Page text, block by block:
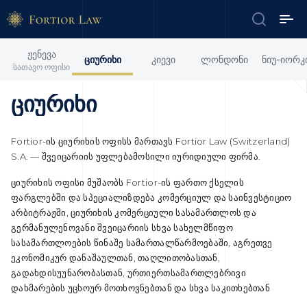
ჟენევა
სათავო ოფისი
ციურიხი კიევი ლონდონი ნიუ-
ციურიხი
Fortior-ის ციურიხის ოფისს მართავს Fortior Law (Switzerland)
S.A. — შვეიცარიის უფლებამოსილი იურიდიული ფირმა.
ციურიხის ოფისი მუშაობს Fortior-ის ფართო ქსელის
ფარგლებში და სპეციალიზდება კომერციულ და საინვესტიციო
არბიტრაჟში, ციურიხის კომერციული სასამართლოს და
გერმანულენოვანი შვეიცარიის სხვა სახელმწიფო
სასამართლოების წინაშე სამართალწარმოებაში, აგრეთვე
ეკონომიკურ დანაშაულთან, თაღლითობასთან,
გადახდისუუნარობასთან, ურთიერთსამართლებრივი
დახმარების უცხოურ მოთხოვნებთან და სხვა საკითხებთან